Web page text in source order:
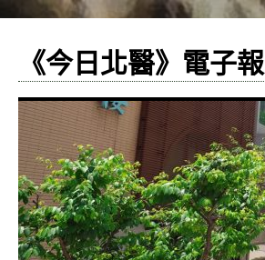
《今日北醫》電子報